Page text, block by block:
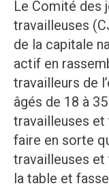
Le Comité des
travailleuses
de la capitale
actif en
travailleurs de
âgés de 18 à
travailleuses
faire en sorte
travailleuses
la table et